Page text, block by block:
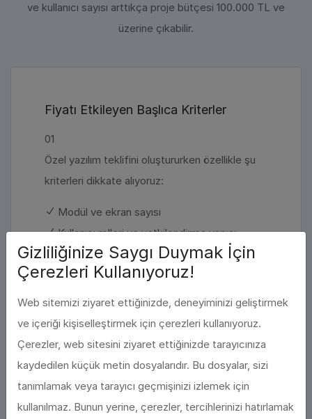
ve kullanıcı sayısı arttıkça proje bütçesi 100.000 TL ve
üzerine çıkabilir.
Fiyatı Etkileyen Başlıca Kriterler
01
Özel yazılım teklifini oluştururken özellikle şu
kriterleri dikkate alıyoruz:
Modül ve ekran sayısı
Kullanıcı rolleri ve yetkilendirme yapısı
Entegrasyon sayısı (ERP, muhasebe, kargo,
SMS vb.)
Mobil uygulama gereksinimi (iOS/Android)
Raporlama, analitik ve dashboard ihtiyacı
Bakım/destek süresi ve SLA gereksinimi
Gizliliğinize Saygı Duymak İçin
Çerezleri Kullanıyoruz!
Web sitemizi ziyaret ettiğinizde, deneyiminizi geliştirmek
ve içeriği kişiselleştirmek için çerezleri kullanıyoruz.
Çerezler, web sitesini ziyaret ettiğinizde tarayıcınıza
kaydedilen küçük metin dosyalarıdır. Bu dosyalar, sizi
tanımlamak veya tarayıcı geçmişinizi izlemek için
kullanılmaz. Bunun yerine, çerezler, tercihlerinizi hatırlamak